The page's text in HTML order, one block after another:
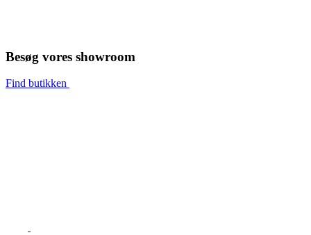
Besøg vores showroom
Find butikken